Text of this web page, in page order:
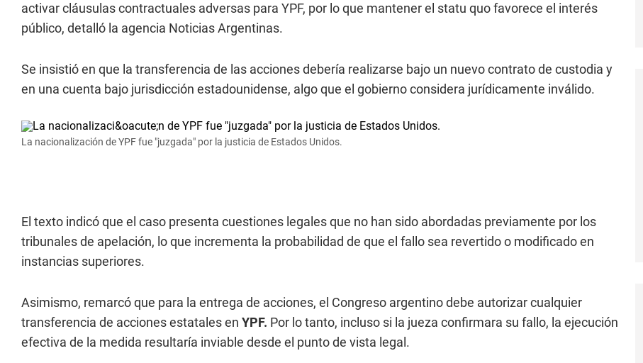
activar cláusulas contractuales adversas para YPF, por lo que mantener el statu quo favorece el interés
público, detalló la agencia Noticias Argentinas.
Se insistió en que la transferencia de las acciones debería realizarse bajo un nuevo contrato de custodia y
en una cuenta bajo jurisdicción estadounidense, algo que el gobierno considera jurídicamente inválido.
La nacionalización de YPF fue "juzgada" por la justicia de Estados Unidos.
El texto indicó que el caso presenta cuestiones legales que no han sido abordadas previamente por los
tribunales de apelación, lo que incrementa la probabilidad de que el fallo sea revertido o modificado en
instancias superiores.
Asimismo, remarcó que para la entrega de acciones, el Congreso argentino debe autorizar cualquier
transferencia de acciones estatales en YPF. Por lo tanto, incluso si la jueza confirmara su fallo, la ejecución
efectiva de la medida resultaría inviable desde el punto de vista legal.